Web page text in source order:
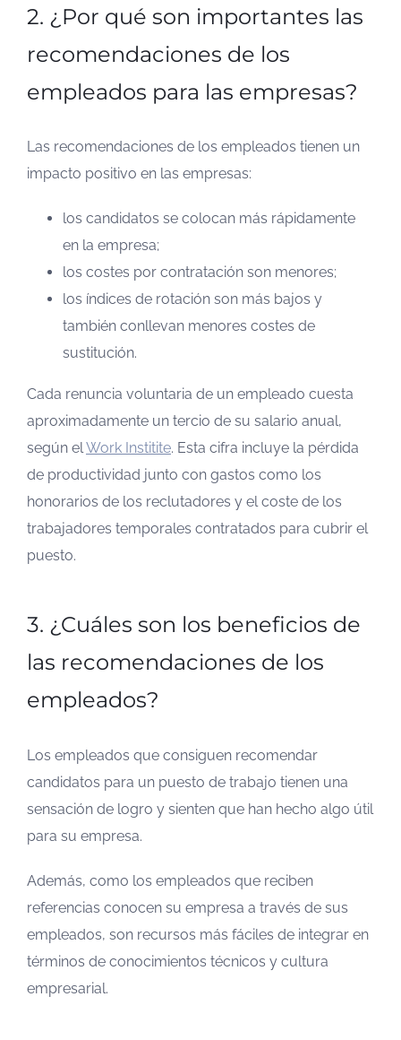
2. ¿Por qué son importantes las
recomendaciones de los
empleados para las empresas?
Las recomendaciones de los empleados tienen un
impacto positivo en las empresas:
los candidatos se colocan más rápidamente
en la empresa;
los costes por contratación son menores;
los índices de rotación son más bajos y
también conllevan menores costes de
sustitución.
Cada renuncia voluntaria de un empleado cuesta
aproximadamente un tercio de su salario anual,
según elWork Institite. Esta cifra incluye la pérdida
de productividad junto con gastos como los
honorarios de los reclutadores y el coste de los
trabajadores temporales contratados para cubrir el
puesto.
3. ¿Cuáles son los beneficios de
las recomendaciones de los
empleados?
Los empleados que consiguen recomendar
candidatos para un puesto de trabajo tienen una
sensación de logro y sienten que han hecho algo útil
para su empresa.
Además, como los empleados que reciben
referencias conocen su empresa a través de sus
empleados, son recursos más fáciles de integrar en
términos de conocimientos técnicos y cultura
empresarial.